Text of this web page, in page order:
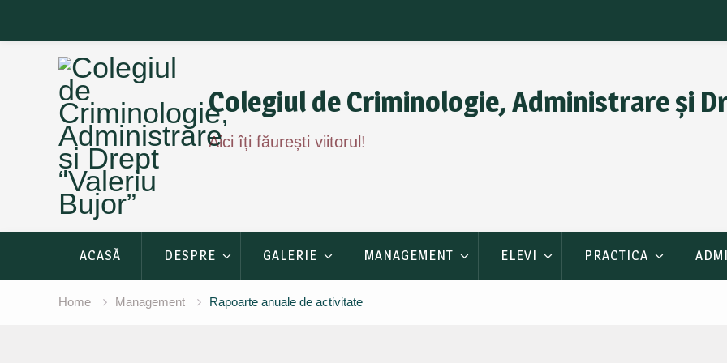
Colegiul de Criminologie, Administrare și
Aici îți făurești viitorul!
ACASĂ DESPRE GALERIE MANAGEMENT ELEVI PRACTICA
Home Management Rapoarte anuale de activitate